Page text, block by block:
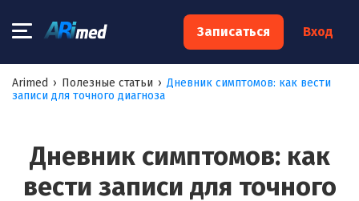
Записаться Вход
Arimed › Полезные статьи › Дневник симптомов: как вести
записи для точного диагноза
Дневник симптомов: как
вести записи для точного
×
Запишитесь на консультацию к
специалисту
Ваш телефон:*